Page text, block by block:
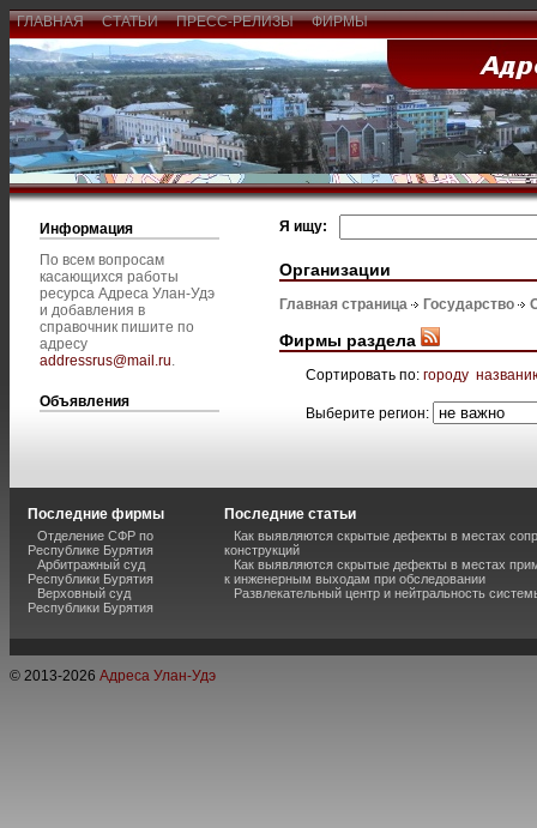
ГЛАВНАЯ СТАТЬИ ПРЕСС-РЕЛИЗЫ ФИРМЫ
Информация
По всем вопросам
касающихся работы
ресурса Адреса Улан-Удэ
и добавления в
справочник пишите по
адресу
addressrus@mail.ru.
Объявления
Я ищу:
Организации
Главная страница Государство
Фирмы раздела
Сортировать по: городу
Выберите регион:
Последние фирмы
Отделение СФР по
Республике Бурятия
Арбитражный суд
Республики Бурятия
Верховный суд
Республики Бурятия
Последние статьи
Как выявляются скрытые дефекты в местах
конструкций
Как выявляются скрытые дефекты в местах
к инженерным выходам при обследовании
Развлекательный центр и нейтральность
© 2013-2026 Адреса Улан-Удэ